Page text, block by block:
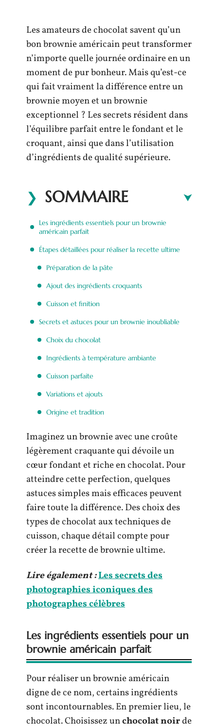
Les amateurs de chocolat savent qu’un
bon brownie américain peut transformer
n’importe quelle journée ordinaire en un
moment de pur bonheur. Mais qu’est-ce
qui fait vraiment la différence entre un
brownie moyen et un brownie
exceptionnel ? Les secrets résident dans
l’équilibre parfait entre le fondant et le
croquant, ainsi que dans l’utilisation
d’ingrédients de qualité supérieure.
SOMMAIRE
Les ingrédients essentiels pour un brownie
américain parfait
Étapes détaillées pour réaliser la recette ultime
Préparation de la pâte
Ajout des ingrédients croquants
Cuisson et finition
Secrets et astuces pour un brownie inoubliable
Choix du chocolat
Ingrédients à température ambiante
Cuisson parfaite
Variations et ajouts
Origine et tradition
Imaginez un brownie avec une croûte
légèrement craquante qui dévoile un
cœur fondant et riche en chocolat. Pour
atteindre cette perfection, quelques
astuces simples mais efficaces peuvent
faire toute la différence. Des choix des
types de chocolat aux techniques de
cuisson, chaque détail compte pour
créer la recette de brownie ultime.
Lire également :Les secrets des
photographies iconiques des
photographes célèbres
Les ingrédients essentiels pour un
brownie américain parfait
Pour réaliser un brownie américain
digne de ce nom, certains ingrédients
sont incontournables. En premier lieu, le
chocolat. Choisissez unchocolat noirde